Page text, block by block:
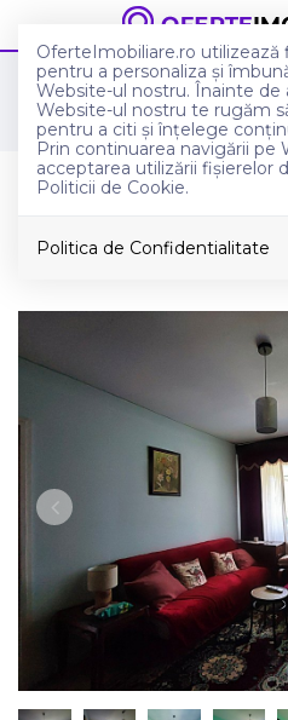
OferteImobiliare.ro utilizează
pentru a personaliza și
Website-ul nostru. Înainte de
Website-ul nostru te rugăm
pentru a citi și înțelege
Prin continuarea navigării
acceptarea utilizării fişierelor
Politicii de Cookie.
Politica de Confidentialitate
Anunturi imobiliare in Constanta
Apartamente de inchiriat in Constanta
Tomis I
Apartament 3